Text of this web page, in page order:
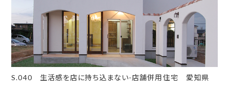
S.040 生活感を店に持ち込まない-店舗併用住宅 愛知県